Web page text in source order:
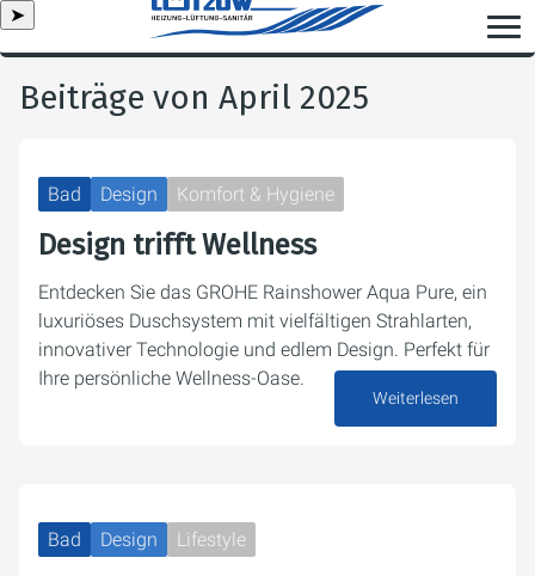
➤
Beiträge von April 2025
Bad Design Komfort & Hygiene
Design trifft Wellness
Entdecken Sie das GROHE Rainshower Aqua Pure, ein
luxuriöses Duschsystem mit vielfältigen Strahlarten,
innovativer Technologie und edlem Design. Perfekt für
Ihre persönliche Wellness-Oase.
Weiterlesen
Bad Design Lifestyle